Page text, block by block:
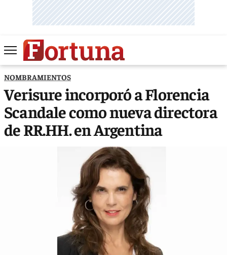
NOMBRAMIENTOS
Verisure incorporó a Florencia
Scandale como nueva directora
de RR.HH. en Argentina